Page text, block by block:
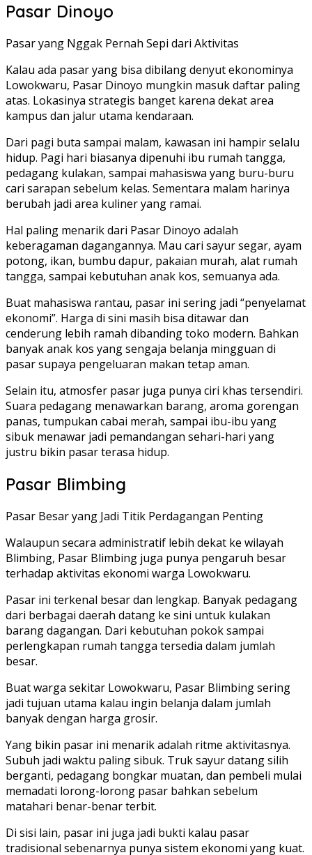
Pasar Dinoyo
Pasar yang Nggak Pernah Sepi dari Aktivitas
Kalau ada pasar yang bisa dibilang denyut ekonominya
Lowokwaru, Pasar Dinoyo mungkin masuk daftar paling
atas. Lokasinya strategis banget karena dekat area
kampus dan jalur utama kendaraan.
Dari pagi buta sampai malam, kawasan ini hampir selalu
hidup. Pagi hari biasanya dipenuhi ibu rumah tangga,
pedagang kulakan, sampai mahasiswa yang buru-buru
cari sarapan sebelum kelas. Sementara malam harinya
berubah jadi area kuliner yang ramai.
Hal paling menarik dari Pasar Dinoyo adalah
keberagaman dagangannya. Mau cari sayur segar, ayam
potong, ikan, bumbu dapur, pakaian murah, alat rumah
tangga, sampai kebutuhan anak kos, semuanya ada.
Buat mahasiswa rantau, pasar ini sering jadi “penyelamat
ekonomi”. Harga di sini masih bisa ditawar dan
cenderung lebih ramah dibanding toko modern. Bahkan
banyak anak kos yang sengaja belanja mingguan di
pasar supaya pengeluaran makan tetap aman.
Selain itu, atmosfer pasar juga punya ciri khas tersendiri.
Suara pedagang menawarkan barang, aroma gorengan
panas, tumpukan cabai merah, sampai ibu-ibu yang
sibuk menawar jadi pemandangan sehari-hari yang
justru bikin pasar terasa hidup.
Pasar Blimbing
Pasar Besar yang Jadi Titik Perdagangan Penting
Walaupun secara administratif lebih dekat ke wilayah
Blimbing, Pasar Blimbing juga punya pengaruh besar
terhadap aktivitas ekonomi warga Lowokwaru.
Pasar ini terkenal besar dan lengkap. Banyak pedagang
dari berbagai daerah datang ke sini untuk kulakan
barang dagangan. Dari kebutuhan pokok sampai
perlengkapan rumah tangga tersedia dalam jumlah
besar.
Buat warga sekitar Lowokwaru, Pasar Blimbing sering
jadi tujuan utama kalau ingin belanja dalam jumlah
banyak dengan harga grosir.
Yang bikin pasar ini menarik adalah ritme aktivitasnya.
Subuh jadi waktu paling sibuk. Truk sayur datang silih
berganti, pedagang bongkar muatan, dan pembeli mulai
memadati lorong-lorong pasar bahkan sebelum
matahari benar-benar terbit.
Di sisi lain, pasar ini juga jadi bukti kalau pasar
tradisional sebenarnya punya sistem ekonomi yang kuat.